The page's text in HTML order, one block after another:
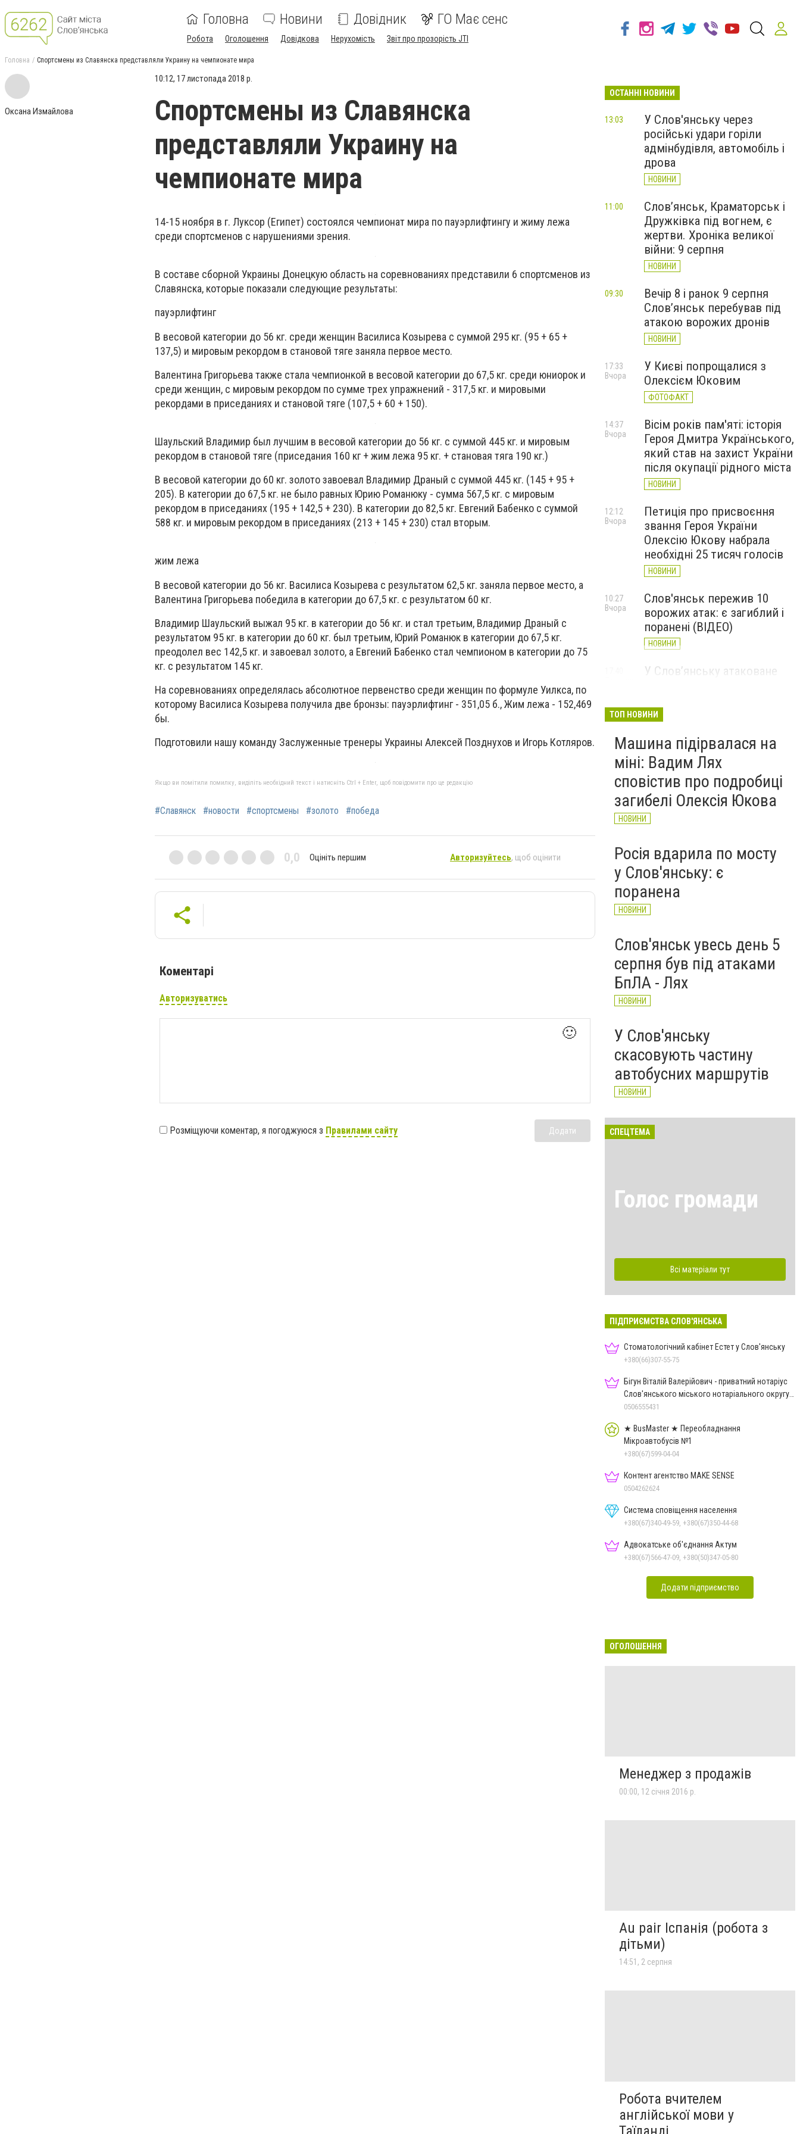
Головна Новини Довідник ГО Має сенс
Робота Оголошення Довідкова Нерухомість Звіт про прозорість JTI
Головна Спортсмены из Славянска представляли Украину на чемпионате мира
Оксана Измайлова
10:12, 17 листопада 2018 р.
Спортсмены из Славянска
представляли Украину на
чемпионате мира
14-15 ноября в г. Луксор (Египет) состоялся чемпионат мира по пауэрлифтингу и жиму лежа
среди спортсменов с нарушениями зрения.
В составе сборной Украины Донецкую область на соревнованиях представили 6 спортсменов из
Славянска, которые показали следующие результаты:
пауэрлифтинг
В весовой категории до 56 кг. среди женщин Василиса Козырева с суммой 295 кг. (95 + 65 +
137,5) и мировым рекордом в становой тяге заняла первое место.
Валентина Григорьева также стала чемпионкой в ​​весовой категории до 67,5 кг. среди юниорок и
среди женщин, с мировым рекордом по сумме трех упражнений - 317,5 кг. и мировыми
рекордами в приседаниях и становой тяге (107,5 + 60 + 150).
Шаульский Владимир был лучшим в весовой категории до 56 кг. с суммой 445 кг. и мировым
рекордом в становой тяге (приседания 160 кг + жим лежа 95 кг. + становая тяга 190 кг.)
В весовой категории до 60 кг. золото завоевал Владимир Драный с суммой 445 кг. (145 + 95 +
205). В категории до 67,5 кг. не было равных Юрию Романюку - сумма 567,5 кг. с мировым
рекордом в приседаниях (195 + 142,5 + 230). В категории до 82,5 кг. Евгений Бабенко с суммой
588 кг. и мировым рекордом в приседаниях (213 + 145 + 230) стал вторым.
жим лежа
В весовой категории до 56 кг. Василиса Козырева с результатом 62,5 кг. заняла первое место, а
Валентина Григорьева победила в категории до 67,5 кг. с результатом 60 кг.
Владимир Шаульский выжал 95 кг. в категории до 56 кг. и стал третьим, Владимир Драный с
результатом 95 кг. в категории до 60 кг. был третьим, Юрий Романюк в категории до 67,5 кг.
преодолел вес 142,5 кг. и завоевал золото, а Евгений Бабенко стал чемпионом в категории до 75
кг. с результатом 145 кг.
На соревнованиях определялась абсолютное первенство среди женщин по формуле Уилкса, по
которому Василиса Козырева получила две бронзы: пауэрлифтинг - 351,05 б., Жим лежа - 152,469
бы.
Подготовили нашу команду Заслуженные тренеры Украины Алексей Позднухов и Игорь Котляров.
Якщо ви помітили помилку, виділіть необхідний текст і натисніть Ctrl + Enter, щоб повідомити про це редакцію
#Славянск #новости #спортсмены #золото #победа
0,0 Оцініть першим Авторизуйтесь, щоб оцінити
Коментарі
Авторизуватись
🙂
Розміщуючи коментар, я погоджуюся з Правилами сайту Додати
ОСТАННІ НОВИНИ
У Слов'янську через
російські удари горіли
адмінбудівля, автомобіль і
дрова
НОВИНИ
13:03
Слов’янськ, Краматорськ і
Дружківка під вогнем, є
жертви. Хроніка великої
війни: 9 серпня
НОВИНИ
11:00
Вечір 8 і ранок 9 серпня
Слов’янськ перебував під
атакою ворожих дронів
НОВИНИ
09:30
У Києві попрощалися з
Олексієм Юковим
ФОТОФАКТ
17:33
Вчора
Вісім років пам'яті: історія
Героя Дмитра Українського,
який став на захист України
після окупації рідного міста
НОВИНИ
14:37
Вчора
Петиція про присвоєння
звання Героя України
Олексію Юкову набрала
необхідні 25 тисяч голосів
НОВИНИ
12:12
Вчора
Слов'янськ пережив 10
ворожих атак: є загиблий і
поранені (ВІДЕО)
НОВИНИ
10:27
Вчора
У Слов’янську атаковане
НОВИНИ
ТОП НОВИНИ
Машина підірвалася на
міні: Вадим Лях
сповістив про подробиці
загибелі Олексія Юкова
НОВИНИ
Росія вдарила по мосту
у Слов'янську: є
поранена
НОВИНИ
Слов'янськ увесь день 5
серпня був під атаками
БпЛА - Лях
НОВИНИ
У Слов'янську
скасовують частину
автобусних маршрутів
НОВИНИ
СПЕЦТЕМА
Голос громади
Всі матеріали тут
ПІДПРИЄМСТВА СЛОВ'ЯНСЬКА
Стоматологічний кабінет Естет у Слов'янську
+380(66)307-55-75
Бігун Віталій Валерійович - приватний нотаріус
Слов'янського міського нотаріального округу
Дон.обл.
0506555431
★ BusMaster ★ Переобладнання
Мікроавтобусів №1
+380(67)599-04-04
Контент агентство MAKE SENSE
0504262624
Система сповіщення населення
+380(67)340-49-59, +380(67)350-44-68
Адвокатське об'єднання Актум
+380(67)566-47-09, +380(50)347-05-80
Додати підприємство
ОГОЛОШЕННЯ
Менеджер з продажів
00:00, 12 січня 2016 р.
Au pair Іспанія (робота з
дітьми)
14:51, 2 серпня
Робота вчителем
англійської мови у